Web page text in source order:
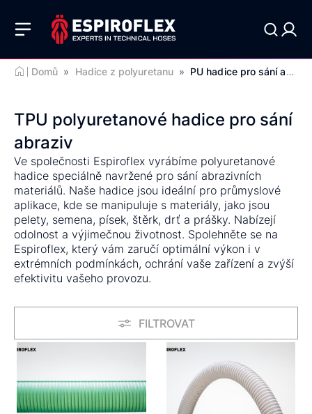
Domů » Hadice z polyuretanu » PU hadice pro sání abraziv
TPU polyuretanové hadice pro sání
abraziv
Ve společnosti Espiroflex vyrábíme polyuretanové
hadice speciálně navržené pro sání abrazivních
materiálů. Naše hadice jsou ideální pro průmyslové
aplikace, kde se manipuluje s materiály, jako jsou
pelety, semena, písek, štěrk, drť a prášky. Nabízejí
odolnost a výjimečnou životnost. Spolehněte se na
Espiroflex, který vám zaručí optimální výkon i v
extrémních podmínkách, ochrání vaše zařízení a zvýší
efektivitu vašeho provozu.
FILTROVAT